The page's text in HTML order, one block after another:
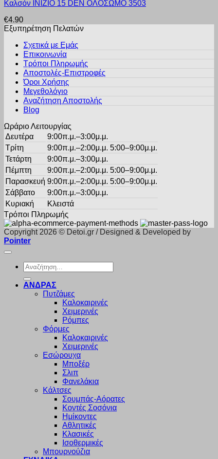
να
στη
σελίδα
προϊόντος
το
έχει
πολλαπλές
επιλογές
μπορούν
επιλεγούν
σελίδα
Kαλσόν INIZIO 15 DEN ΟΛΟΣΩΜΟ 3503
€4.90
Εξυπηρέτηση Πελατών
Σχετικά με Εμάς
Επικοινωνία
Τρόποι Πληρωμής
Αποστολές-Επιστροφές
Όροι Χρήσης
Μεγεθολόγιο
Αναζήτηση Αποστολής
Blog
Ωράριο Λειτουργίας
Δευτέρα
9:00π.μ.–3:00μ.μ.
Τρίτη
9:00π.μ.–2:00μ.μ. 5:00–9:00μ.μ.
Τετάρτη
9:00π.μ.–3:00μ.μ.
Πέμπτη
9:00π.μ.–2:00μ.μ. 5:00–9:00μ.μ.
Παρασκευή 9:00π.μ.–2:00μ.μ. 5:00–9:00μ.μ.
Σάββατο
9:00π.μ.–3:00μ.μ.
Κυριακή
Κλειστά
Τρόποι Πληρωμής
Copyright 2026 © Detoi.gr / Designed & Developed by
Pointer
Αναζήτηση
για:
ΑΝΔΡΑΣ
Πυτζάμες
Καλοκαιρινές
Χειμερινές
Ρόμπες
Φόρμες
Καλοκαιρινές
Χειμερινές
Εσώρουχα
Μποξέρ
Σλιπ
Φανελάκια
Κάλτσες
Σουμπάς-Αόρατες
Κοντές Σοσόνια
Ημίκοντες
Αθλητικές
Κλασικές
Ισοθερμικές
Μπουρνούζια